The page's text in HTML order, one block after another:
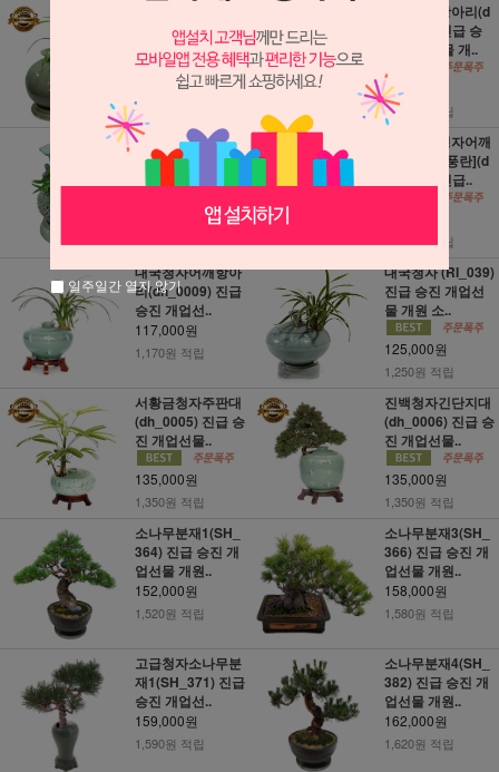
란(3i119) 진급 승
진 개업선물..
90,000원
900원 적립
대국청자항아리(d
h_0002) 진급 승
진 개업선물 개..
108,000원
1,080원 적립
도자기+ 보급종 풍
란 (3i113) 진급 승
진 개업선..
소엽풍란청자어깨
소[보급종 풍란](d
h_0001) 진급..
1,170원 적립
대국청자어깨항아
리(dh_0009) 진급
승진 개업선..
117,000원
1,170원 적립
대국청자 (RI_039)
진급 승진 개업선
물 개원 소..
125,000원
1,250원 적립
서황금청자주판대
(dh_0005) 진급 승
진 개업선물..
135,000원
1,350원 적립
진백청자긴단지대
(dh_0006) 진급 승
진 개업선물..
135,000원
1,350원 적립
소나무분재1(SH_
364) 진급 승진 개
업선물 개원..
152,000원
1,520원 적립
소나무분재3(SH_
366) 진급 승진 개
업선물 개원..
158,000원
1,580원 적립
고급청자소나무분
재1(SH_371) 진급
승진 개업선..
159,000원
1,590원 적립
소나무분재4(SH_
382) 진급 승진 개
업선물 개원..
162,000원
1,620원 적립
일주일간 열지 않기